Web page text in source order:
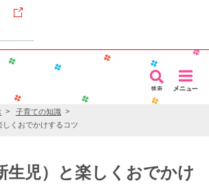
子育ての知識
くおでかけするコツ
生児）と楽しくおでかけ